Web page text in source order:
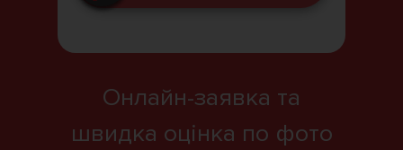
Онлайн-заявка та
швидка оцінка по фото